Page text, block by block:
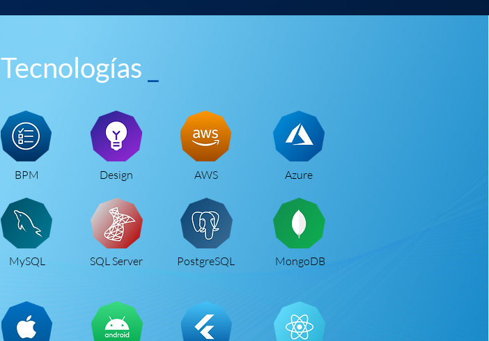
Tecnologías
BPM
MySQL
Design
SQL Server
AWS
PostgreSQL
Azure
MongoDB